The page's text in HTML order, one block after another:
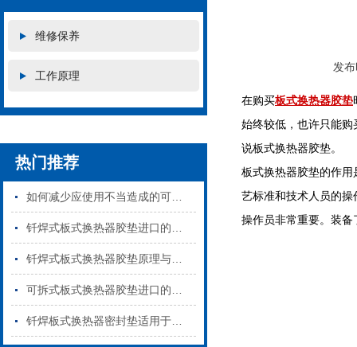
维修保养
工作原理
热门推荐
发
在购买板式换热器胶垫
始终较低，也许只能
说板式换热器胶垫。
板式换热器胶垫的作
艺标准和技术人员的操
操作员非常重要。装